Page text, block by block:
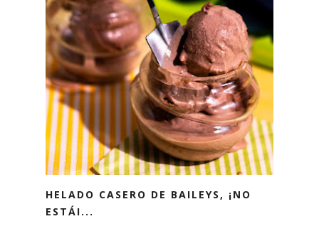
HELADO CASERO DE BAILEYS, ¡NO
ESTÁI...